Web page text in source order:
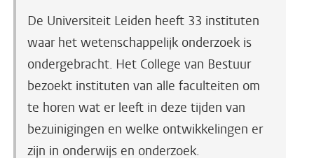
De Universiteit Leiden heeft 33 instituten
waar het wetenschappelijk onderzoek is
ondergebracht. Het College van Bestuur
bezoekt instituten van alle faculteiten om
te horen wat er leeft in deze tijden van
bezuinigingen en welke ontwikkelingen er
zijn in onderwijs en onderzoek.